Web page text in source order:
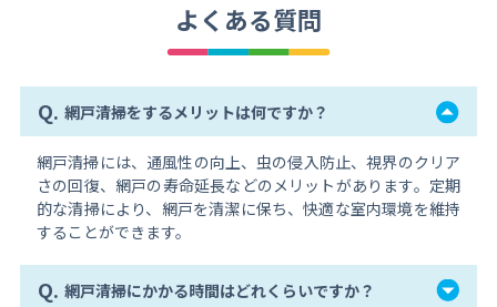
よくある質問
Q. 網戸清掃をするメリットは何ですか？
網戸清掃には、通風性の向上、虫の侵入防止、視界のクリア
さの回復、網戸の寿命延長などのメリットがあります。定期
的な清掃により、網戸を清潔に保ち、快適な室内環境を維持
することができます。
Q. 網戸清掃にかかる時間はどれくらいですか？